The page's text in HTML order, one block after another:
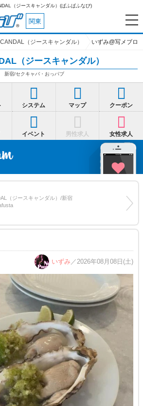
ンダル）(ぱふぱふなび)
関東
（ジースキャンダル） いずみ@写メブロ
（ジースキャンダル）
新宿/セクキャバ・おっパブ
システム マップ クーポン
イベント 男性求人 女性求人
（ジースキャンダル）/新宿
いずみ ／2026年08月08日(土)